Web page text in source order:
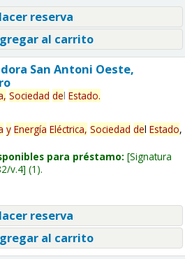
reserva
al carrito
San Antoni Oeste,
Sociedad del Estado.
y Energía Eléctrica, Sociedad del Estado,
para préstamo: Signatura
v.4 (1).
reserva
al carrito